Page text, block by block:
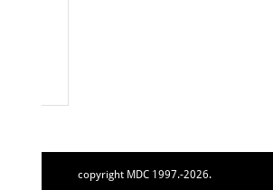
copyright MDC 1997.-2026.